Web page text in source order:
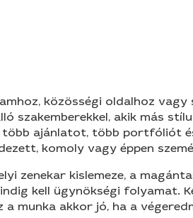
közösségi oldalhoz
szakemberekkel, akik más
több ajánlatot, több portfóliót
komoly vagy éppen
zenekar kislemeze, a
kell ügynökségi folyamat.
munka akkor jó, ha a